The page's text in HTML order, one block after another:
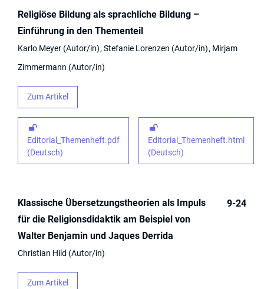
Religiöse Bildung als sprachliche Bildung –
Einführung in den Thementeil
Karlo Meyer Autor/in Stefanie Lorenzen Autor/in
Mirjam
Zimmermann Autor/in
Zum Artikel
Editorial_Themenheft.pdf
(Deutsch)
Editorial_Themenheft.html
(Deutsch)
Klassische Übersetzungstheorien als Impuls
für die Religionsdidaktik am Beispiel von
Walter Benjamin und Jaques Derrida
Christian Hild Autor/in
Zum Artikel
9-24